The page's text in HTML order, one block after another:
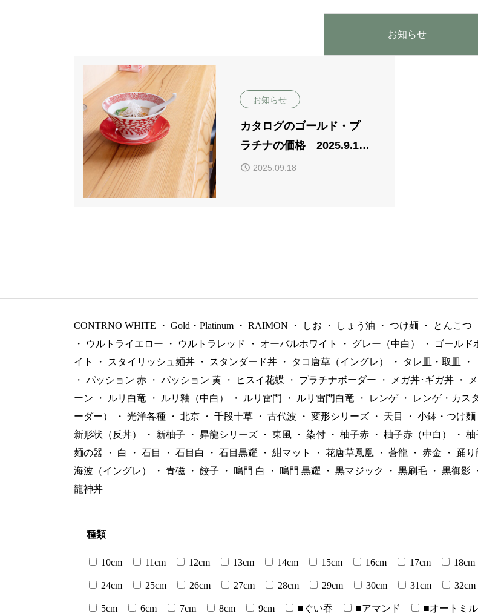
お知らせ
お知らせ
カタログのゴールド・プ
ラチナの価格 2025.9.15
現在2025.09.18
CONTRNO WHITE ・ Gold・Platinum ・ RAIMON ・ しお ・ しょう油 ・ つけ麺 ・ とんこつ
・
ウルトライエロー ・ ウルトラレッド ・ オーバルホワイト ・ グレー（中白） ・ ゴールド
イト
・ スタイリッシュ麺丼 ・ スタンダード丼 ・ タコ唐草（イングレ） ・ タレ皿・取皿 ・
・ パッション 赤 ・ パッション 黄 ・ ヒスイ花蝶 ・ プラチナボーダー ・ メガ丼･ギガ丼 ・
ーン
・ ルリ白竜 ・ ルリ釉（中白） ・ ルリ雷門 ・ ルリ雷門白竜 ・ レンゲ ・ レンゲ・カス
ーダー）
・ 光洋各種 ・ 北京 ・ 千段十草 ・ 古代波 ・ 変形シリーズ ・ 天目 ・ 小鉢・つけ麵
新形状（反丼）
・ 新柚子 ・ 昇龍シリーズ ・ 東風 ・ 染付 ・ 柚子赤 ・ 柚子赤（中白） ・ 柚
麺の器
・ 白 ・ 石目 ・ 石目白 ・ 石目黒耀 ・ 紺マット ・ 花唐草鳳凰 ・ 蒼龍 ・ 赤金 ・ 踊り
海波（イングレ）
・ 青磁 ・ 餃子 ・ 鳴門 白 ・ 鳴門 黒耀 ・ 黒マジック ・ 黒刷毛 ・ 黒御影
龍神丼
種類
10cm 11cm 12cm 13cm 14cm 15cm 16cm 17cm 18cm
24cm 25cm 26cm 27cm 28cm 29cm 30cm 31cm 32cm
5cm 6cm 7cm 8cm 9cm ■ぐい吞 ■アマンド ■オートミル